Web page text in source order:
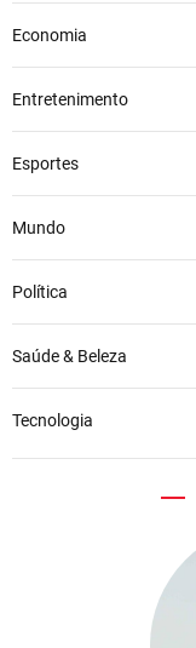
Economia
Entretenimento
Esportes
Mundo
Política
Saúde & Beleza
Tecnologia